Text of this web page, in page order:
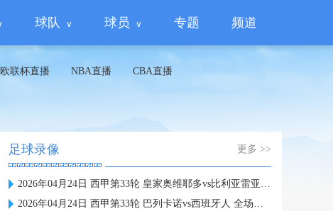
球队 球员 专题 频道
欧联杯直播 NBA直播 CBA直播
足球录像 更多 >>
2026年04月24日 西甲第33轮 皇家奥维耶多vs比利亚雷亚尔 全场录像
2026年04月24日 西甲第33轮 巴列卡诺vs西班牙人 全场录像